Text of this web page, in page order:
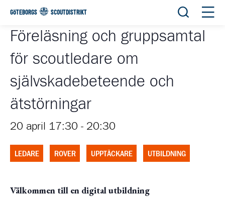
GÖTEBORGS SCOUTDISTRIKT Öppna
Föreläsning och gruppsamtal
för scoutledare om
självskadebeteende och
ätstörningar
20 april 17:30 - 20:30
LEDARE ROVER UPPTÄCKARE UTBILDNING
Välkommen till en digital utbildning